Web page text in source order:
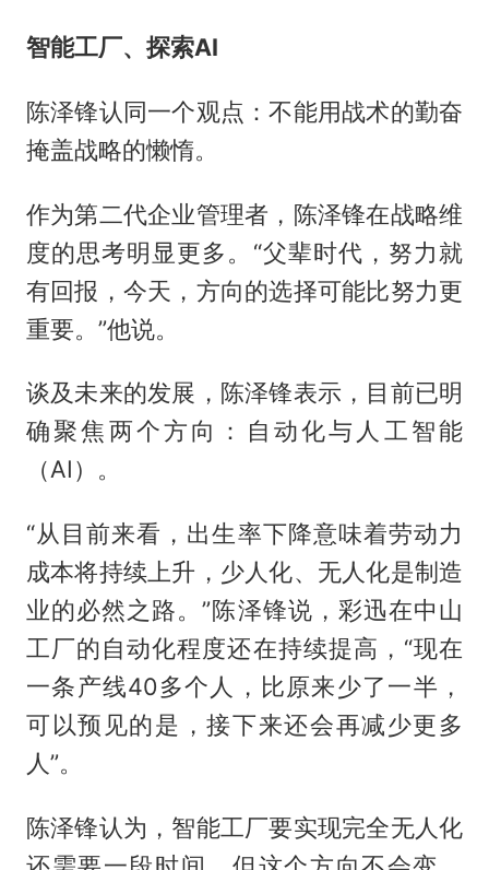
智能工厂、探索AI
陈泽锋认同一个观点：不能用战术的勤奋
掩盖战略的懒惰。
作为第二代企业管理者，陈泽锋在战略维
度的思考明显更多。“父辈时代，努力就
有回报，今天，方向的选择可能比努力更
重要。”他说。
谈及未来的发展，陈泽锋表示，目前已明
确聚焦两个方向：自动化与人工智能
（AI）。
“从目前来看，出生率下降意味着劳动力
成本将持续上升，少人化、无人化是制造
业的必然之路。”陈泽锋说，彩迅在中山
工厂的自动化程度还在持续提高，“现在
一条产线40多个人，比原来少了一半，
可以预见的是，接下来还会再减少更多
人”。
陈泽锋认为，智能工厂要实现完全无人化